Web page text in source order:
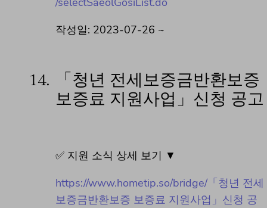
작성일: 2023-07-26 ~
14.
「청년 전세보증금반환보증
보증료 지원사업」신청 공고
✅ 지원 소식 상세 보기 ▼
https://www.hometip.so/bridge/「청년 전세
보증금반환보증 보증료 지원사업」신청 공